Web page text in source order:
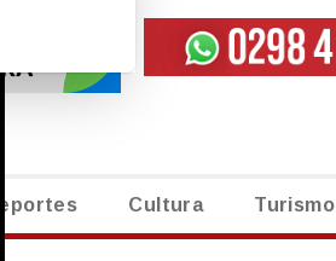
Cultura Turismo